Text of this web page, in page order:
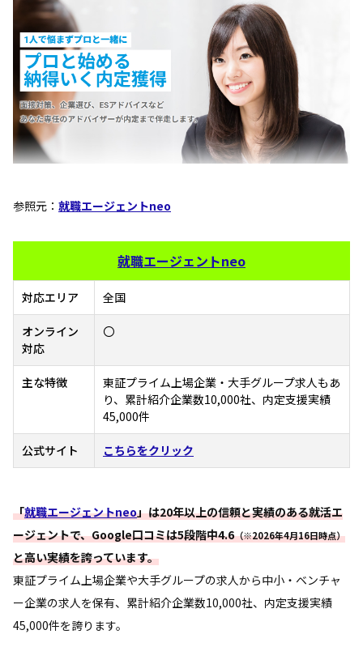
参照元： 就職エージェントneo
就職エージェントneo
対応エリア 全国
オンライン
対応
〇
主な特徴
東証プライム上場企業・大手グループ求人もあ
り、累計紹介企業数10,000社、内定支援実績
45,000件
公式サイト こちらをクリック
「就職エージェントneo」は20年以上の信頼と実績のある就活エ
ージェントで、Google口コミは5段階中4.6（※2026年4月16日時点）
と高い実績を誇っています。
東証プライム上場企業や大手グループの求人から中小・ベンチャ
ー企業の求人を保有、累計紹介企業数10,000社、内定支援実績
45,000件を誇ります。